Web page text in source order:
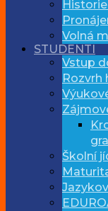
Volná
STUDENTI
Vstup
Rozvrh
Školní